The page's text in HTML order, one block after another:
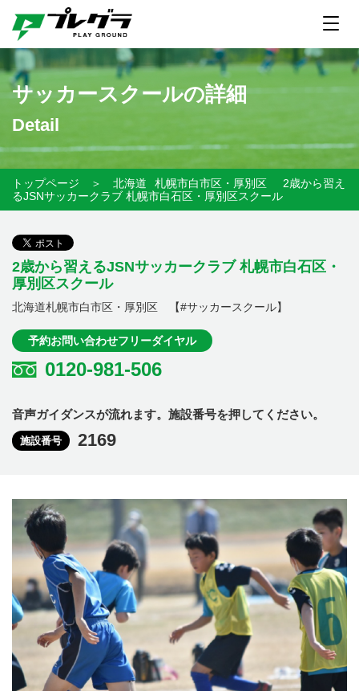
サッカースクールの詳細
Detail
トップページ ＞ 北海道 札幌市白市区・厚別区
2歳から習え
るJSNサッカークラブ 札幌市白石区・厚別区スクール
2歳から習えるJSNサッカークラブ 札幌市白石区・
厚別区スクール
北海道札幌市白市区・厚別区 【#サッカースクール】
予約お問い合わせフリーダイヤル
0120-981-506
音声ガイダンスが流れます。施設番号を押してください。
施設番号 2169